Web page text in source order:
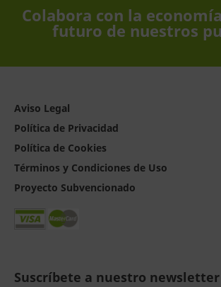
Colabora con la
futuro de nuestros
Aviso Legal
Política de Privacidad
Política de Cookies
Términos y Condiciones de Uso
Proyecto Subvencionado
Suscríbete a nuestro newsletter